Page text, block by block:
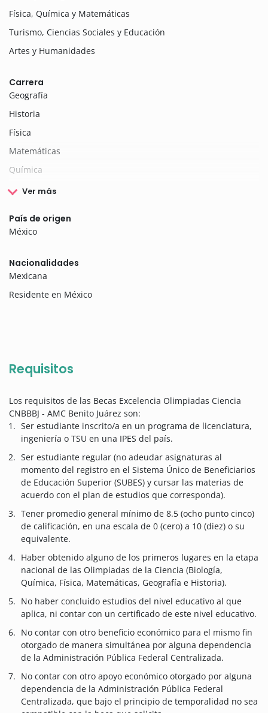
Física, Química y Matemáticas
Turismo, Ciencias Sociales y Educación
Artes y Humanidades
Carrera
Geografía
Historia
Física
Matemáticas
Química
Ver más
País de origen
México
Nacionalidades
Mexicana
Residente en México
Requisitos
Los requisitos de las Becas Excelencia Olimpiadas Ciencia
CNBBBJ - AMC Benito Juárez son:
Ser estudiante inscrito/a en un programa de licenciatura,
ingeniería o TSU en una IPES del país.
Ser estudiante regular (no adeudar asignaturas al
momento del registro en el Sistema Único de Beneficiarios
de Educación Superior (SUBES) y cursar las materias de
acuerdo con el plan de estudios que corresponda).
Tener promedio general mínimo de 8.5 (ocho punto cinco)
de calificación, en una escala de 0 (cero) a 10 (diez) o su
equivalente.
Haber obtenido alguno de los primeros lugares en la etapa
nacional de las Olimpiadas de la Ciencia (Biología,
Química, Física, Matemáticas, Geografía e Historia).
No haber concluido estudios del nivel educativo al que
aplica, ni contar con un certificado de este nivel educativo.
No contar con otro beneficio económico para el mismo fin
otorgado de manera simultánea por alguna dependencia
de la Administración Pública Federal Centralizada.
No contar con otro apoyo económico otorgado por alguna
dependencia de la Administración Pública Federal
Centralizada, que bajo el principio de temporalidad no sea